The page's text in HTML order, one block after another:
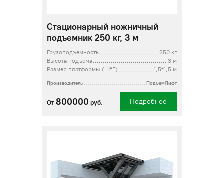
Стационарный ножничный
подъемник 250 кг, 3 м
Грузоподъемность
250 кг
Высота подъема
3 м
Размер платформы (Ш*Г)
1,5*1,5 м
Производитель ПодъемЛифт
От 800000 руб. Подробнее